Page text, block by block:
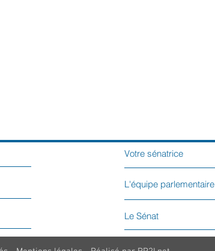
Votre sénatrice
L'équipe parlementaire
Le Sénat